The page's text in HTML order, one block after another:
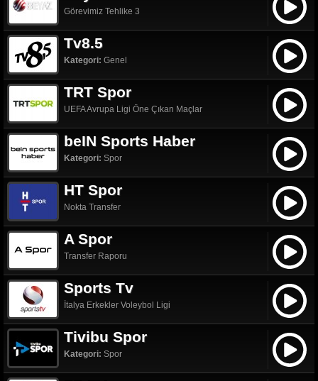
Görevimiz Tehlike 3
Tv8.5
Kategori: Genel
TRT Spor
UEFA Avrupa Ligi Öne Çıkan Maçlar
beIN Sports Haber
Kategori: Spor
HT Spor
Nokta Transfer
A Spor
Transfer Raporu
Sports Tv
İtalya Erkekler Voleybol Ligi
Tivibu Spor
Kategori: Spor